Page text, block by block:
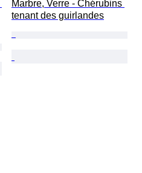
Marbre, Verre - Chérubins
tenant des guirlandes